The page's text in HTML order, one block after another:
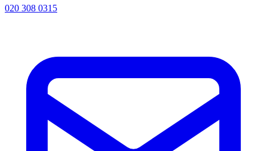
020 308 0315